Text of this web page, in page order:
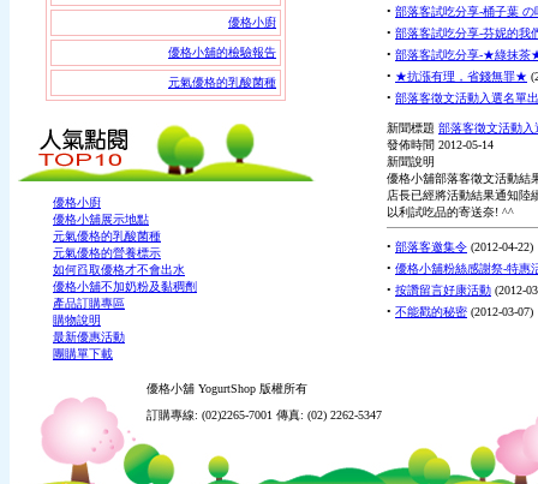
優格小廚
優格小舖的檢驗報告
元氣優格的乳酸菌種
優格小廚
優格小舖展示地點
元氣優格的乳酸菌種
元氣優格的營養標示
如何舀取優格才不會出水
優格小舖不加奶粉及黏稠劑
產品訂購專區
購物說明
最新優惠活動
團購單下載
• 部落客試吃分享-桶子葉 の
• 部落客試吃分享-芬妮的我
• 部落客試吃分享-★綠抹
• ★抗漲有理，省錢無罪★ (
• 部落客徵文活動入選名單
新聞標題 部落客徵文活動入
發佈時間 2012-05-14
新聞說明
優格小舖部落客徵文活動結
店長已經將活動結果通知陸
以利試吃品的寄送奈! ^^
• 部落客邀集令 (2012-04-22)
• 優格小舖粉絲感謝祭-特惠
• 按讚留言好康活動 (2012-
• 不能戳的秘密 (2012-03-07)
優格小舖 YogurtShop 版權所有
訂購專線: (02)2265-7001 傳真: (02) 2262-5347